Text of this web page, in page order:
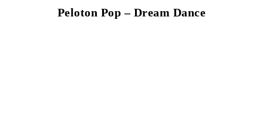
Peloton Pop – Dream Dance